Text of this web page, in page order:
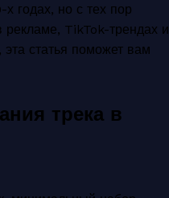
годах, но с тех пор
рекламе, TikTok-трендах и
статья поможет вам
трека в